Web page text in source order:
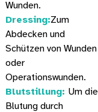
Wunden.
Dressing:Zum
Abdecken und
Schützen von Wunden
oder
Operationswunden.
Blutstillung: Um die
Blutung durch